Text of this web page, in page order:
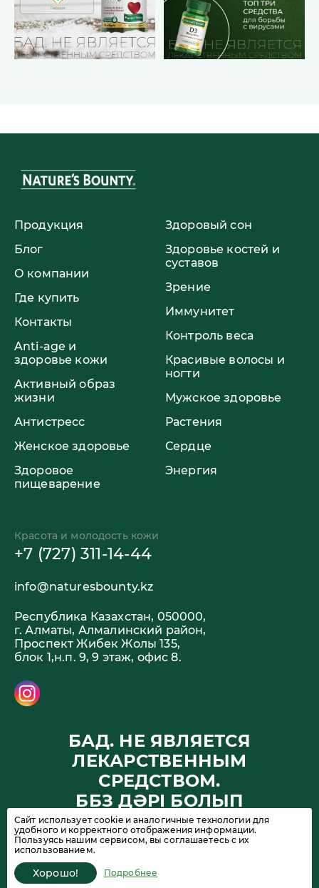
Продукция
Блог
О компании
Где купить
Контакты
Anti-age и
здоровье кожи
Активный образ
жизни
Антистресс
Женское здоровье
Здоровое
пищеварение
Здоровый сон
Здоровье костей и
суставов
Зрение
Иммунитет
Контроль веса
Красивые волосы и
ногти
Мужское здоровье
Растения
Сердце
Энергия
Красота и молодость кожи
+7 (727) 311-14-44
info@naturesbounty.kz
Республика Казахстан, 050000,
г. Алматы, Алмалинский район,
Проспект Жибек Жолы 135,
блок 1,н.п. 9, 9 этаж, офис 8.
БАД. НЕ ЯВЛЯЕТСЯ
ЛЕКАРСТВЕННЫМ
СРЕДСТВОМ.
ББЗ ДӘРІ БОЛЫП
ТАБЫЛМАЙДЫ
© Nature’s Bounty, 2026. Все права защищены. 18+
Политика конфиденциальности
Сайт использует cookie и аналогичные технологии для
удобного и корректного отображения информации.
Пользуясь нашим сервисом, вы соглашаетесь с их
использованием.
Подробнее
Хорошо!